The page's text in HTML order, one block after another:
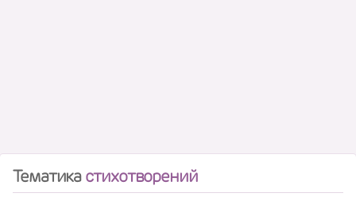
Тематикастихотворений